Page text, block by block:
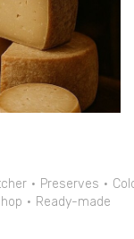
Preserves
Ready-made